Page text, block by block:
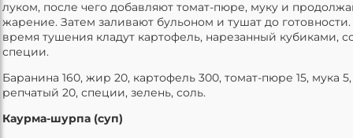
луком, после чего добавляют томат-пюре, муку и
жарение. Затем заливают бульоном и тушат до
время тушения кладут картофель, нарезанный кубиками,
специи.
Баранина 160, жир 20, картофель 300, томат-пюре 15, мука
репчатый 20, специи, зелень, соль.
Каурма-шурпа (суп)